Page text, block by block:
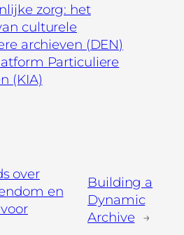
zorg: het
culturele
archieven (DEN)
Particuliere
(KIA)
over
en
Building a
Dynamic
Archive →